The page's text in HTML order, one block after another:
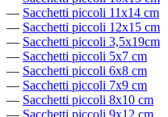
— Sacchetti piccoli 11x14 cm
— Sacchetti piccoli 12x15 cm
— Sacchetti piccoli 3,5x19cm
— Sacchetti piccoli 5x7 cm
— Sacchetti piccoli 6x8 cm
— Sacchetti piccoli 7x9 cm
— Sacchetti piccoli 8x10 cm
— Sacchetti piccoli 9x12 cm